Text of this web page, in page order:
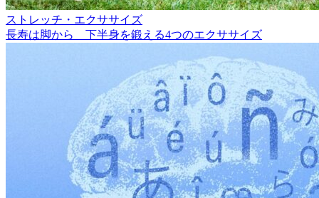
ストレッチ・エクササイズ
長寿は脚から 下半身を鍛える4つのエクササイズ